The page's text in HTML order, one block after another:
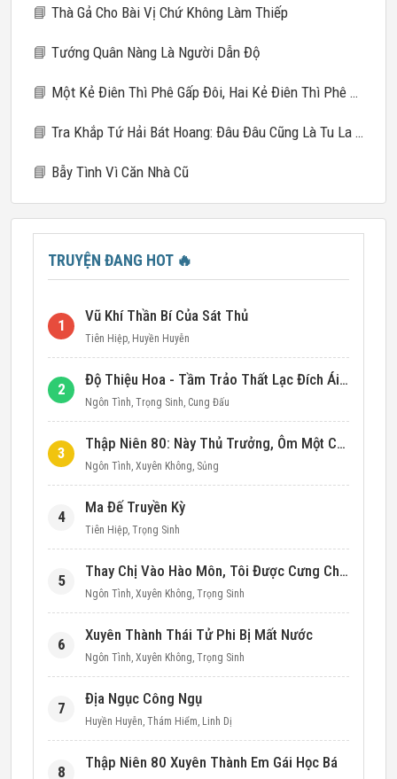
📘 Thà Gả Cho Bài Vị Chứ Không Làm Thiếp
📘 Tướng Quân Nàng Là Người Dẫn Độ
📘 Một Kẻ Điên Thì Phê Gấp Đôi, Hai Kẻ Điên Thì Phê Gấp Mười
📘 Tra Khắp Tứ Hải Bát Hoang: Đâu Đâu Cũng Là Tu La Tràng
📘 Bẫy Tình Vì Căn Nhà Cũ
TRUYỆN ĐANG HOT 🔥
1
Vũ Khí Thần Bí Của Sát Thủ
Tiên Hiệp, Huyền Huyễn
2
Độ Thiệu Hoa - Tầm Trảo Thất Lạc Đích Ái Tình
Ngôn Tình, Trọng Sinh, Cung Đấu
3
Thập Niên 80: Này Thủ Trưởng, Ôm Một Cái Đi!
Ngôn Tình, Xuyên Không, Sủng
4
Ma Đế Truyền Kỳ
Tiên Hiệp, Trọng Sinh
5
Thay Chị Vào Hào Môn, Tôi Được Cưng Chiều Hết Mực (Thập Niên 90)
Ngôn Tình, Xuyên Không, Trọng Sinh
6
Xuyên Thành Thái Tử Phi Bị Mất Nước
Ngôn Tình, Xuyên Không, Trọng Sinh
7
Địa Ngục Công Ngụ
Huyền Huyễn, Thám Hiểm, Linh Dị
8
Thập Niên 80 Xuyên Thành Em Gái Học Bá